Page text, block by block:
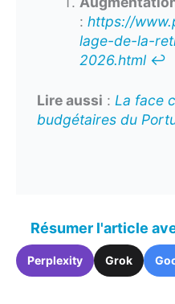
: https://
lage-de-la-
2026.html ↩︎
Lire aussi :La face
budgétaires du
Résumer l'article
Perplexity Grok